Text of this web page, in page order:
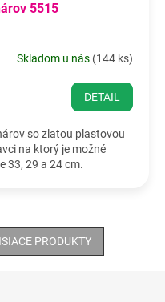
5515
Skladom u nás (144 ks)
DETAIL
so zlatou plastovou
na ktorý je možné
33, 29 a 24 cm.
PRODUKTY